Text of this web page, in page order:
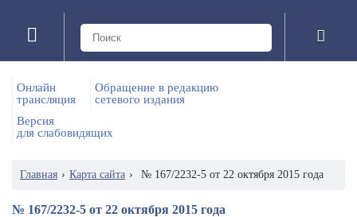
Онлайн
трансляция
Обращение в редакцию
сетевого издания
Версия
для слабовидящих
Главная › Карта сайта › № 167/2232-5 от 22 октября 2015 года
№ 167/2232-5 от 22 октября 2015 года